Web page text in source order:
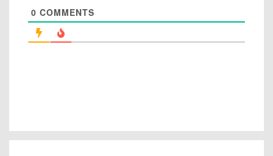
0 COMMENTS